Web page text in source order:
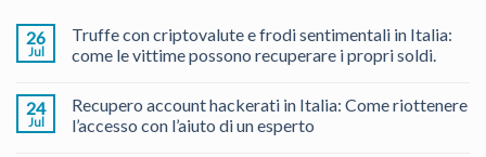
26
Jul
Truffe con criptovalute e frodi sentimentali in Italia:
come le vittime possono recuperare i propri soldi.
24
Jul
Recupero account hackerati in Italia: Come riottenere
l’accesso con l’aiuto di un esperto